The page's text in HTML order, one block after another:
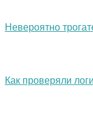
Невероятно
Как проверяли